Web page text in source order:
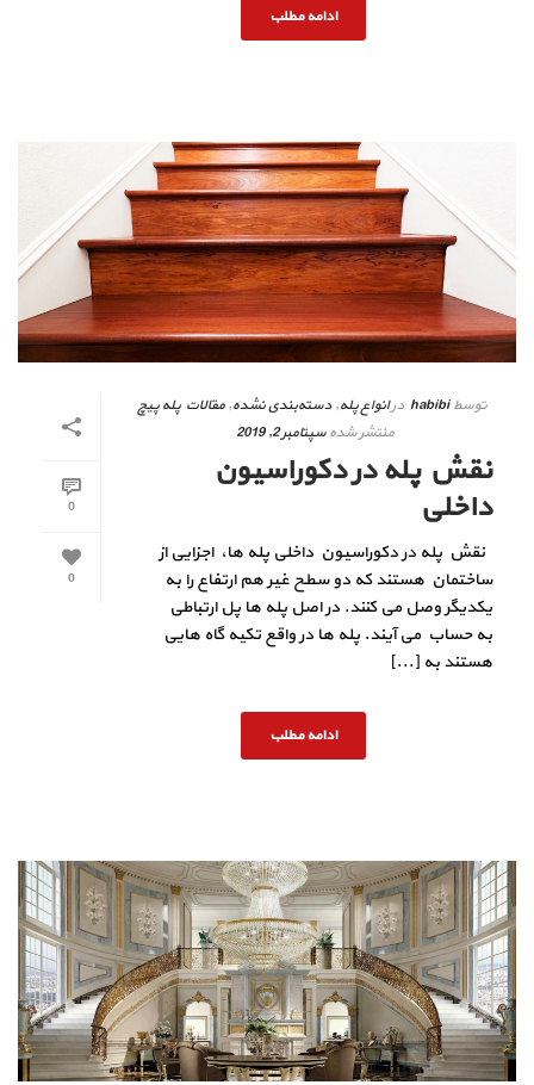
ادامه مطلب
0
0
توسط habibi درانواع پله,دسته‌بندی نشده,مقالات پله پیچ
منتشر شده سپتامبر 2, 2019
نقش پله در دکوراسیون
داخلی
نقش پله در دکوراسیون داخلی پله ها، اجزایی از
ساختمان هستند که دو سطح غیر هم ارتفاع را به
یکدیگر وصل می کنند. در اصل پله ها پل ارتباطی
به حساب می آیند. پله ها در واقع تکیه گاه هایی
هستند به [...]
ادامه مطلب